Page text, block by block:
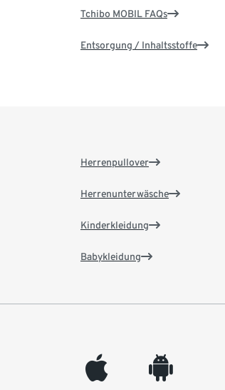
Tchibo MOBIL FAQs
Entsorgung / Inhaltsstoffe
Herrenpullover
Herrenunterwäsche
Kinderkleidung
Babykleidung
appleinc android